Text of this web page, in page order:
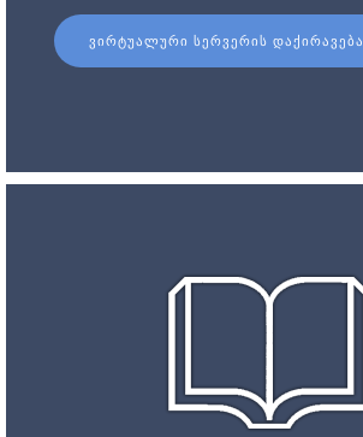
ᲕᲘᲠᲢᲣᲐᲚᲣᲠᲘ ᲡᲔᲠᲕᲔᲠᲘᲡ ᲓᲐᲥᲘᲠᲐᲕᲔᲑᲐ